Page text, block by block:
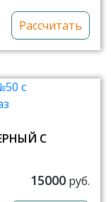
Рассчитать
С
15000 руб.